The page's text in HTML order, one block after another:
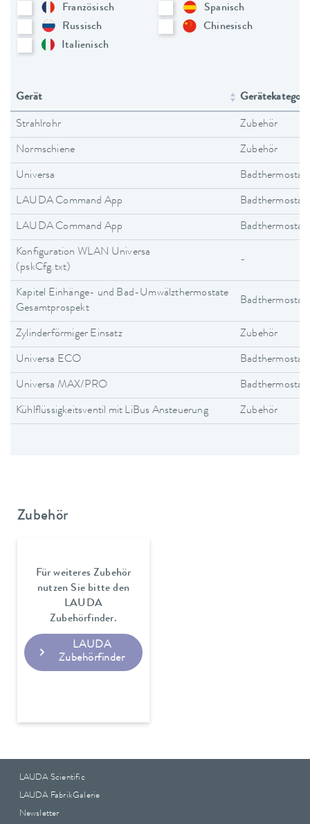
Französisch
Spanisch
Russisch
Chinesisch
Italienisch
Gerät
Strahlrohr Zubehör
Normschiene Zubehör
Universa
LAUDA Command App
LAUDA Command App
Konfiguration WLAN Universa
(pskCfg.txt)
-
Kapitel Einhänge- und Bad-Umwälzthermostate
Gesamtprospekt
Zylinderförmiger Einsatz Zubehör
Universa ECO
Universa MAX/PRO
Kühlflüssigkeitsventil mit LiBus Ansteuerung Zubehör
Zubehör
Für weiteres Zubehör
nutzen Sie bitte den
LAUDA
Zubehörfinder.
LAUDA
Zubehörfinder
LAUDA Scientific
LAUDA FabrikGalerie
Newsletter